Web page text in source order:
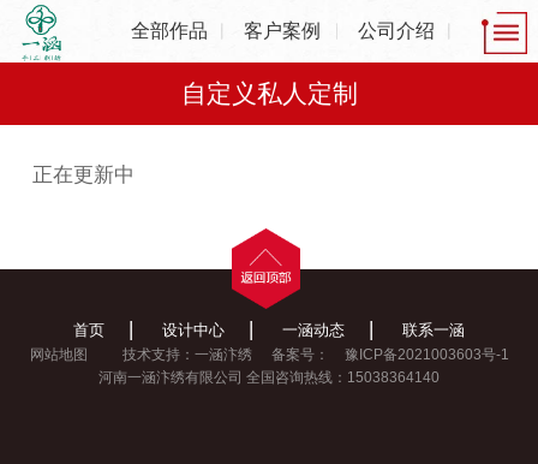
全部作品 客户案例 公司介绍
自定义私人定制
正在更新中
首页 | 设计中心 | 一涵动态 | 联系一涵
网站地图 技术支持：一涵汴绣 备案号：
豫ICP备2021003603号-1
河南一涵汴绣有限公司 全国咨询热线：15038364140